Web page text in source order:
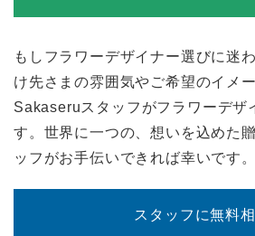
もしフラワーデザイナー選びに迷
け先さまの雰囲気やご希望のイメ
Sakaseruスタッフがフラワーデザ
す。世界に一つの、想いを込めた
ッフがお手伝いできれば幸いです。
スタッフに無料